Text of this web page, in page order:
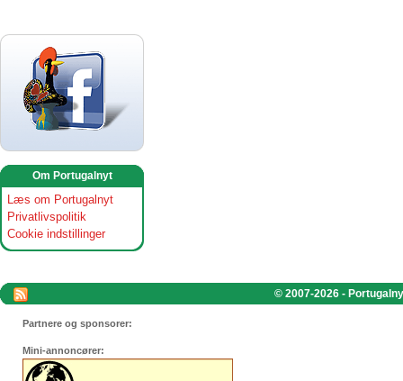
Om Portugalnyt
Læs om Portugalnyt
Privatlivspolitik
Cookie indstillinger
© 2007-2026 -
Partnere og sponsorer:
Mini-annoncører: